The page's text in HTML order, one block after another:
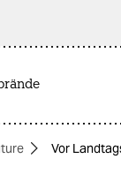
Vor